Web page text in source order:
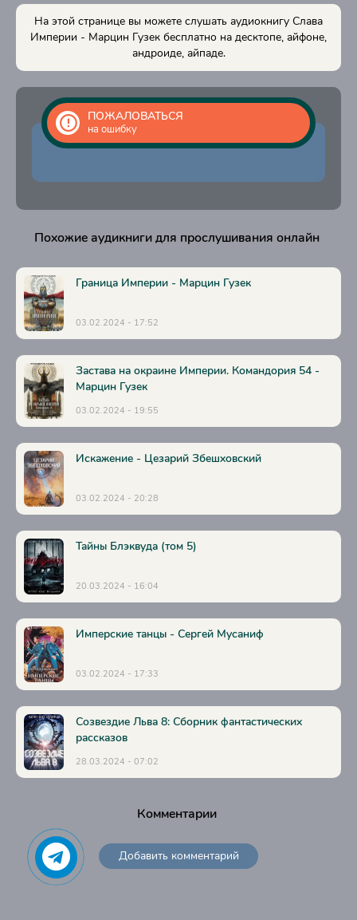
На этой странице вы можете слушать аудиокнигу Слава
Империи - Марцин Гузек бесплатно на десктопе, айфоне,
андроиде, айпаде.
ПОЖАЛОВАТЬСЯ
на ошибку
Похожие аудикниги для прослушивания онлайн
Граница Империи - Марцин Гузек
03.02.2024 - 17:52
Застава на окраине Империи. Командория 54 -
Марцин Гузек
03.02.2024 - 19:55
Искажение - Цезарий Збешховский
03.02.2024 - 20:28
Тайны Блэквуда (том 5)
20.03.2024 - 16:04
Имперские танцы - Сергей Мусаниф
03.02.2024 - 17:33
Созвездие Льва 8: Сборник фантастических
рассказов
28.03.2024 - 07:02
Комментарии
Добавить комментарий